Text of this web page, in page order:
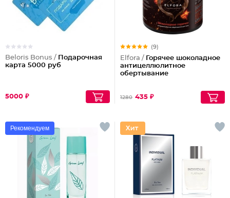
Beloris Bonus / Подарочная
карта 5000 руб
5000 ₽
(9)
Elfora / Горячее шоколадное
антицеллюлитное
обертывание
1280 435 ₽
Рекомендуем